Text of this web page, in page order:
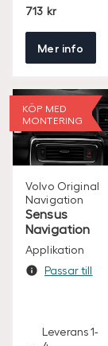
713 S
Mer info
KÖP MED
MONTERING
Volvo Original
Navigation
Sensus
Navigation
Applikation
Passar till
Leverans 1-